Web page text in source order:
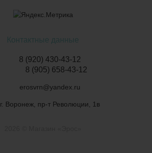
Контактные данные
8 (920) 430-43-12
8 (905) 658-43-12
erosvrn@yandex.ru
г. Воронеж, пр-т Революции, 1в